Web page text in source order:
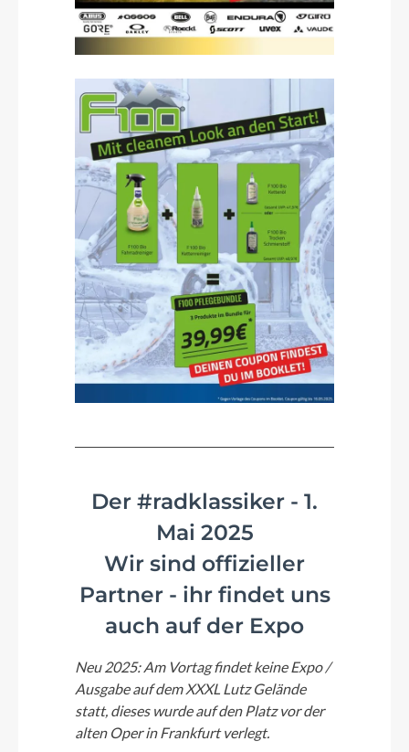
Der #radklassiker - 1.
Mai 2025
Wir sind offizieller
Partner - ihr findet uns
auch auf der Expo
Neu 2025: Am Vortag findet keine Expo /
Ausgabe auf dem XXXL Lutz Gelände
statt, dieses wurde auf den Platz vor der
alten Oper in Frankfurt verlegt.